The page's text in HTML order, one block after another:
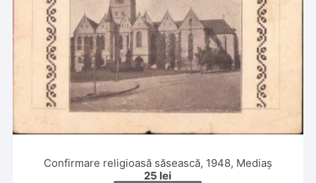
Confirmare religioasă săsească, 1948, Mediaș
25 lei